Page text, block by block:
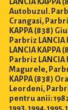
Autobuzul.
Crangasi,
KAPPA (838)
Parbriz
LANCIA KAPPA
Parbriz LANCIA
Magurele,
KAPPA (838)
Leordeni,
pentru anii: 1982,
1993, 1994,